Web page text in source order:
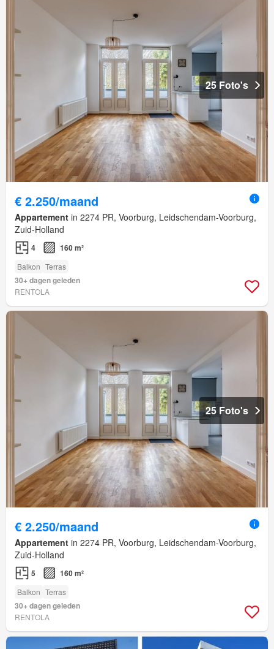
25 Foto's
€ 2.250/maand
Appartement in 2274 PR, Voorburg, Leidschendam-Voorburg,
Zuid-Holland
4 160 m²
Balkon Terras
30+ dagen geleden
RENTOLA
25 Foto's
€ 2.250/maand
Appartement in 2274 PR, Voorburg, Leidschendam-Voorburg,
Zuid-Holland
5 160 m²
Balkon Terras
30+ dagen geleden
RENTOLA